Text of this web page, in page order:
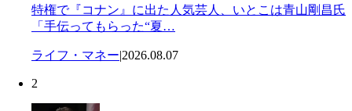
特権で『コナン』に出た人気芸人、いとこは青山剛昌氏
「手伝ってもらった“夏…
ライフ・マネー|2026.08.07
2